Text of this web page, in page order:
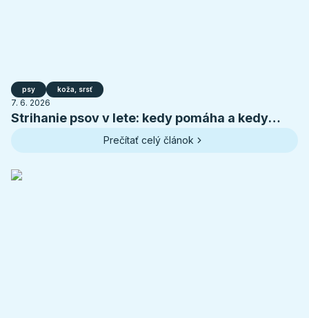
psy koža, srsť
7. 6. 2026
Strihanie psov v lete: kedy pomáha a kedy
Prečítať celý článok